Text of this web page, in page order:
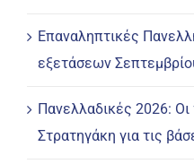
Επαναληπτικές
εξετάσεων
Πανελλαδικές 2026: Οι
Στρατηγάκη για τις